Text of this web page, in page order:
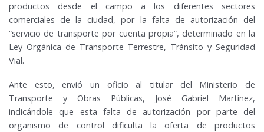
productos desde el campo a los diferentes sectores
comerciales de la ciudad, por la falta de autorización del
“servicio de transporte por cuenta propia”, determinado en la
Ley Orgánica de Transporte Terrestre, Tránsito y Seguridad
Vial.
Ante esto, envió un oficio al titular del Ministerio de
Transporte y Obras Públicas, José Gabriel Martínez,
indicándole que esta falta de autorización por parte del
organismo de control dificulta la oferta de productos